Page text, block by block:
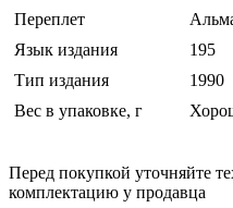
Переплет
Язык издания
195
Тип издания
1990
Вес в упаковке, г
Перед покупкой уточняйте
комплектацию у продавца